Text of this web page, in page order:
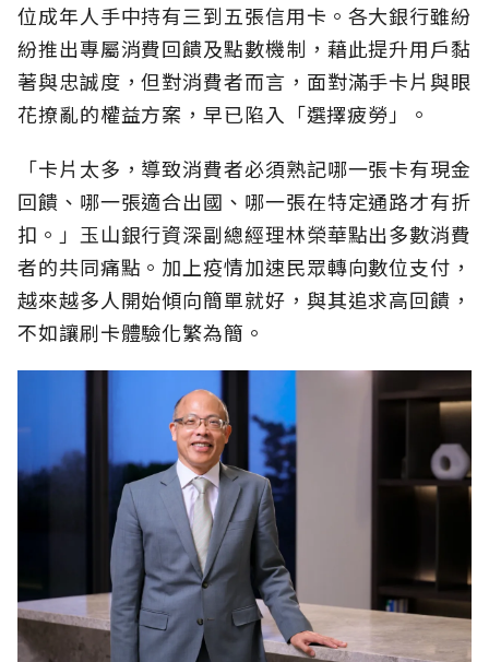
位成年人手中持有三到五張信用卡。各大銀行雖紛
紛推出專屬消費回饋及點數機制，藉此提升用戶黏
著與忠誠度，但對消費者而言，面對滿手卡片與眼
花撩亂的權益方案，早已陷入「選擇疲勞」。
「卡片太多，導致消費者必須熟記哪一張卡有現金
回饋、哪一張適合出國、哪一張在特定通路才有折
扣。」玉山銀行資深副總經理林榮華點出多數消費
者的共同痛點。加上疫情加速民眾轉向數位支付，
越來越多人開始傾向簡單就好，與其追求高回饋，
不如讓刷卡體驗化繁為簡。